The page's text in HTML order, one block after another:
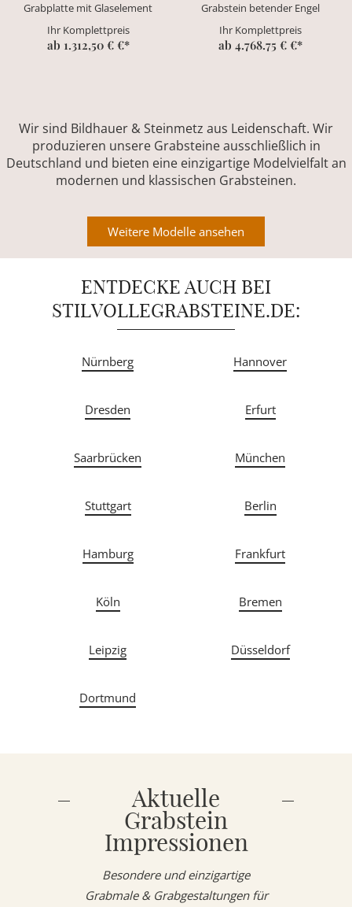
Grabplatte mit Glaselement
Ihr Komplettpreis
ab 1.312,50 € €*
Grabstein betender Engel
Ihr Komplettpreis
ab 4.768.75 € €*
Wir sind Bildhauer & Steinmetz aus Leidenschaft. Wir
produzieren unsere Grabsteine ausschließlich in
Deutschland und bieten eine einzigartige Modelvielfalt an
modernen und klassischen Grabsteinen.
Weitere Modelle ansehen
ENTDECKE AUCH BEI
STILVOLLEGRABSTEINE.DE:
Nürnberg Hannover
Dresden Erfurt
Saarbrücken München
Stuttgart Berlin
Hamburg Frankfurt
Köln Bremen
Leipzig Düsseldorf
Dortmund
Aktuelle
Grabstein
Impressionen
Besondere und einzigartige
Grabmale & Grabgestaltungen für